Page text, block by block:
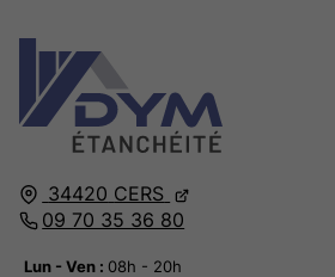
34420 CERS
09 70 35 36 80
Lun - Ven : 08h - 20h